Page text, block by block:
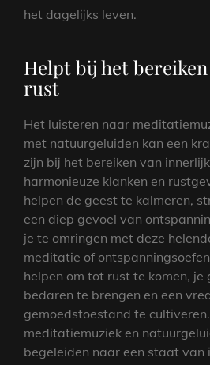
het dagelijks leven.
Helpt bij het
rust
Het luisteren naar
met natuurgeluiden kan een
zijn bij het bereiken van
harmonieuze klanken en
helpen de geest te kalmeren,
een diep gevoel van
je te omringen met deze
meditatie of
helpen om tot rust te komen,
bedaren te brengen en een
gemoedstoestand te
meditatiemuziek en
begeleiden naar een staat van